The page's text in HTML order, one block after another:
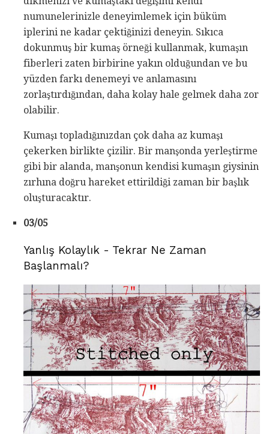
numunelerinizle deneyimlemek için büküm
iplerini ne kadar çektiğinizi deneyin. Sıkıca
dokunmuş bir kumaş örneği kullanmak, kumaşın
fiberleri zaten birbirine yakın olduğundan ve bu
yüzden farkı denemeyi ve anlamasını
zorlaştırdığından, daha kolay hale gelmek daha zor
olabilir.
Kumaşı topladığınızdan çok daha az kumaşı
çekerken birlikte çizilir. Bir manşonda yerleştirme
gibi bir alanda, manşonun kendisi kumaşın giysinin
zırhına doğru hareket ettirildiği zaman bir başlık
oluşturacaktır.
03/05
Yanlış Kolaylık - Tekrar Ne Zaman
Başlanmalı?